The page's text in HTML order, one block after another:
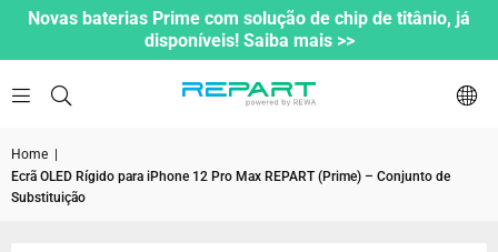
Novas baterias Prime com solução de chip de titânio, já
disponíveis! Saiba mais >>
Home
Ecrã OLED Rígido para iPhone 12 Pro Max REPART (Prime) – Conjunto de
Substituição